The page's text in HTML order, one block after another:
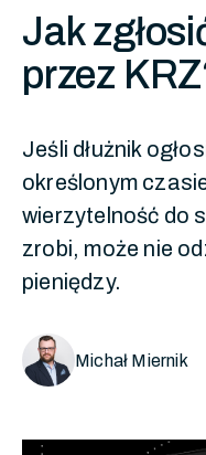
Jak
przez
Jeśli dłużnik
określonym
wierzytelność do
zrobi, może nie
pieniędzy.
Michał Miernik